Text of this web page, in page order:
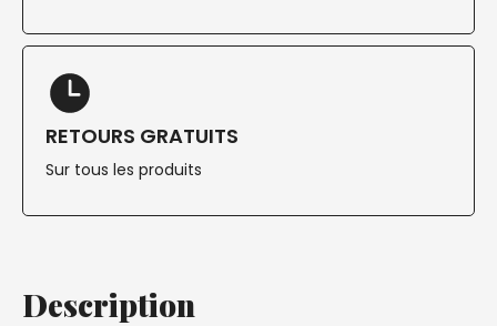
RETOURS GRATUITS
Sur tous les produits
Description